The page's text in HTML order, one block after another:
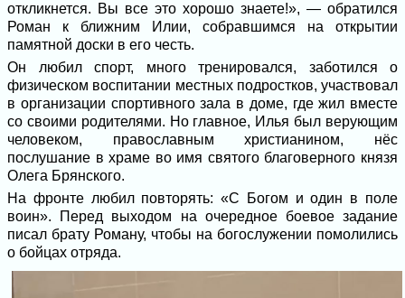
откликнется. Вы все это хорошо знаете!», — обратился
Роман к ближним Илии, собравшимся на открытии
памятной доски в его честь.
Он любил спорт, много тренировался, заботился о
физическом воспитании местных подростков, участвовал
в организации спортивного зала в доме, где жил вместе
со своими родителями. Но главное, Илья был верующим
человеком, православным христианином, нёс
послушание в храме во имя святого благоверного князя
Олега Брянского.
На фронте любил повторять: «С Богом и один в поле
воин». Перед выходом на очередное боевое задание
писал брату Роману, чтобы на богослужении помолились
о бойцах отряда.